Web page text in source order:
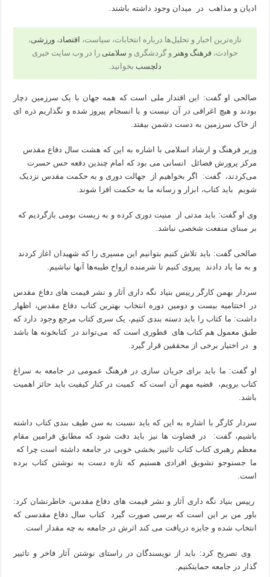
ادیان و مذاهب در میدان وجود داشته باشند.
تازه‌ترین اخبار و تحلیل‌ها درباره انتخابات، سیاست، اقتصاد، ورزشی،
حوادث، فرهنگ وهنر و گردشگری و سلامتی را در وب سایت خبری
دلچسب بخوانید.
صالحی او گفت: این اقتدار ملی است که همه جهان با یک سرزمین دچار
بودند و هیچ اغراقی در آن نیست و با انسجام پیروز شده و نگذاریم ذره ای
از خاک سرزمین به دست دشمن بیفتد.
وزیر فرهنگ و ارشاد اسلامی با اشاره به این که هشت سال دفاع مقدس
مرکز پرورش فضائل انسانی می بود که امام چندین دفعه حس حسرت
می‌کردند، گفت: اگر بخواهیم از جهالت دوری و به حکمت مقدس نزدیک
شویم باید کتاب، ابزار و رسانه ما به حکمت افزا شوند.
وی او گفت: باید مدتی از منیت دوری کرده و به زیست بومی بازگردیم که
بر مبنای منفعت شخصی نباشد.
صالحی گفت: باید تلاش کنیم بتوانیم این مسیری را که شهیدان اغاز کردند
و به ما یاد دادند پیروی کنیم تا شرمنده ارواح طیبه‌ها آنها نباشیم.
سردار بهمن کارگر رییس بنیاد نگه داری آثار و نشر قیمت های دفاع مقدس
در اختتامیه بیست و دومین دوره انتخاب بهترین کتاب دفاع مقدس، اظهار
داشت: ما کتاب را باید دسته بندی کنیم، یک سری کتاب مرجع وجود دارد که
طبق معمول هم کتاب های قطوری است که می‌تواند در کتابخونه ها باشد
و در اختیار برخی از محققین قرار گیرد.
او گفت: ما باید برای جریان سازی در فرهنگ عمومی در جامعه به سراغ
کتاب برویم، قضیه مهم آن است که کمیت در کنار کیفیت باید حائز اهمیت
باشد.
سردار کارگر با اشاره به این که باید نسبت به سن طیف بندی کتاب داشته
باشیم، گفت: در قضاوت ها نیز باید دقت شود که مطابق فرامین مقام
معظم رهبری کتاب کتاب تاثییر بخشی خوبی در جامعه داشته است چرا که
ما جستوجو تشویق افرادی هستیم که تازه دست به نوشتن کتاب برده
است.
رییس بنیاد نگه داری آثار و نشر قیمت های دفاع مقدس، خاطرنشان کرد:
باور من بر این است که برسی صورت گیرد کتاب سال دفاع مقدسی که
انتخاب شده و جایزه دریافت می کند اثرش در جامعه به چه مقدار است.
وی تصریح کرد: باید از نویسندگان در راستای نوشتن آثار فاخر و تاثییر
گذار در جامعه حمایتکنیم.